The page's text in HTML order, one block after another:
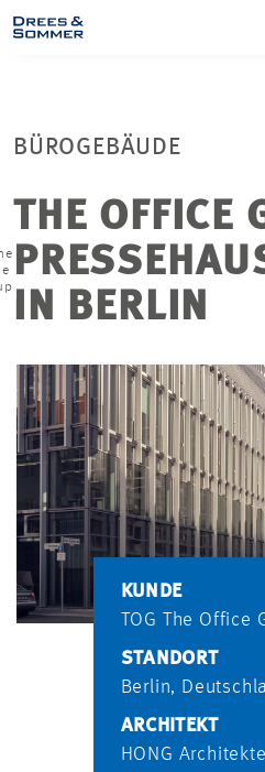
BÜROGEBÄUDE
THE OFFICE
IN BERLIN
KUNDE
TOG The Office
STANDORT
Berlin,
ARCHITEKT
HONG